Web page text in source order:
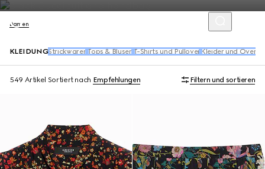
Damen
KLEIDUNG Strickwaren Tops & Blusen​ T-Shirts und Pullover Kleider und
549 Artikel Sortiert nach Empfehlungen Filtern und sortieren